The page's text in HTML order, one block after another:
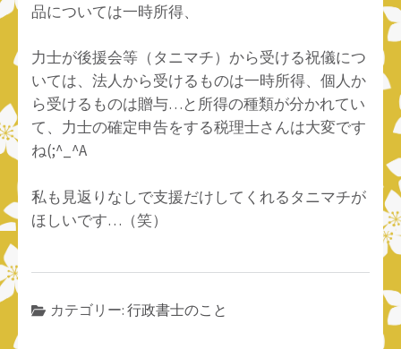
品については一時所得、
力士が後援会等（タニマチ）から受ける祝儀につ
いては、法人から受けるものは一時所得、個人か
ら受けるものは贈与…と所得の種類が分かれてい
て、力士の確定申告をする税理士さんは大変です
ね(;^_^A
私も見返りなしで支援だけしてくれるタニマチが
ほしいです…（笑）
カテゴリー: 行政書士のこと